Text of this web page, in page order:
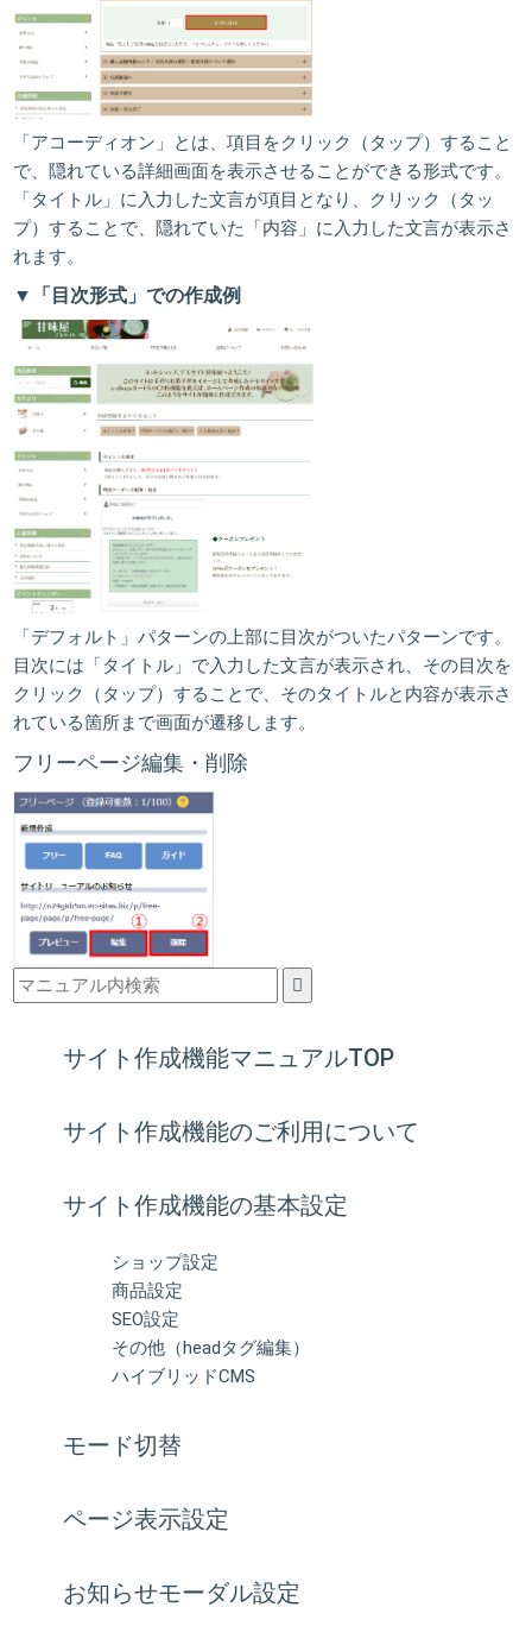
「アコーディオン」とは、項目をクリック（タップ）すること
で、隠れている詳細画面を表示させることができる形式です。
「タイトル」に入力した文言が項目となり、クリック（タッ
プ）することで、隠れていた「内容」に入力した文言が表示さ
れます。
▼「目次形式」での作成例
「デフォルト」パターンの上部に目次がついたパターンです。
目次には「タイトル」で入力した文言が表示され、その目次を
クリック（タップ）することで、そのタイトルと内容が表示さ
れている箇所まで画面が遷移します。
フリーページ編集・削除
サイト作成機能マニュアルTOP
サイト作成機能のご利用について
サイト作成機能の基本設定
ショップ設定
商品設定
SEO設定
その他（headタグ編集）
ハイブリッドCMS
モード切替
ページ表示設定
お知らせモーダル設定